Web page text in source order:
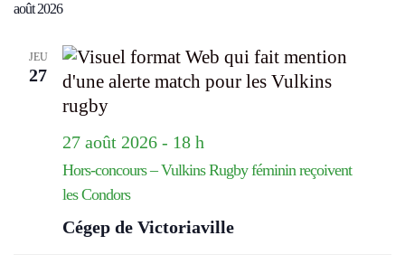
août 2026
JEU
27
27 août 2026 - 18 h
Hors-concours – Vulkins Rugby féminin reçoivent
les Condors
Cégep de Victoriaville